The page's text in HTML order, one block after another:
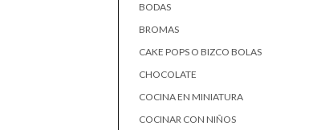
BODAS
BROMAS
CAKE POPS O BIZCO BOLAS
CHOCOLATE
COCINA EN MINIATURA
COCINAR CON NIÑOS